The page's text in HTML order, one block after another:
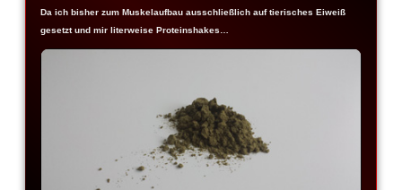
Da ich bisher zum Muskelaufbau ausschließlich auf tierisches Eiweiß
gesetzt und mir literweise Proteinshakes…